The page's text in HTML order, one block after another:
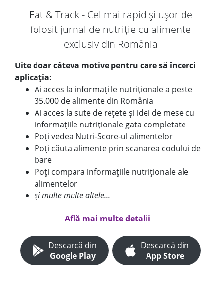
Eat & Track - Cel mai rapid și ușor de
folosit jurnal de nutriție cu alimente
exclusiv din România
Uite doar câteva motive pentru care să încerci
aplicația:
Ai acces la informațiile nutriționale a peste
35.000 de alimente din România
Ai acces la sute de rețete și idei de mese cu
informațiile nutriționale gata completate
Poți vedea Nutri-Score-ul alimentelor
Poți căuta alimente prin scanarea codului de
bare
Poți compara informațiile nutriționale ale
alimentelor
și multe multe altele...
Află mai multe detalii
Descarcă din
Google Play
Descarcă din
App Store